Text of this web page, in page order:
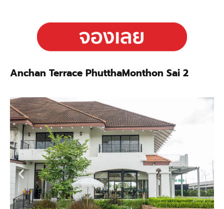
Anchan Terrace PhutthaMonthon Sai 2